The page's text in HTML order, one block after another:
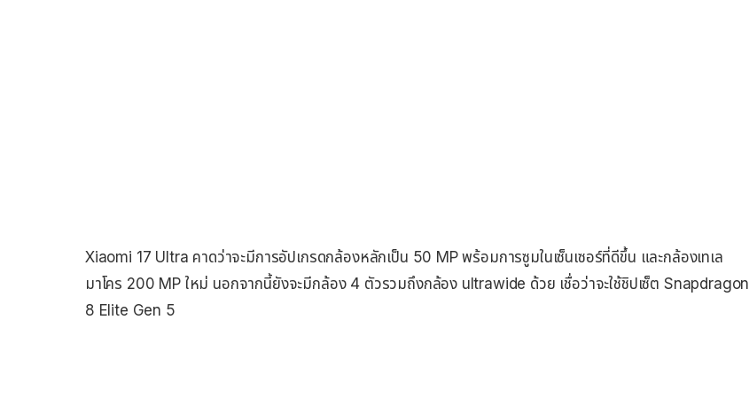
Xiaomi 17 Ultra คาดว่าจะมีการอัปเกรดกล้องหลักเป็น 50 MP พร้อมการซูมในเซ็นเซอร์ที่ดีขึ้น และกล้องเทเล
มาโคร 200 MP ใหม่ นอกจากนี้ยังจะมีกล้อง 4 ตัวรวมถึงกล้อง ultrawide ด้วย เชื่อว่าจะใช้ชิปเซ็ต Snapdragon
8 Elite Gen 5